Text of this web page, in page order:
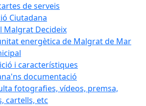
de serveis
Ciutadana
Malgrat Decideix
energètica de Malgrat de Mar
i característiques
documentació
fotografies, vídeos, premsa,
cartells, etc